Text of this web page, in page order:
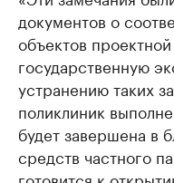
документов о
объектов
государственную
устранению таких
поликлиник
будет завершена в
средств частного